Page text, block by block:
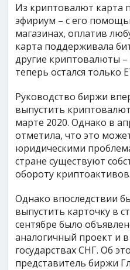
Из криптовалют карта
эфириум – с его
магазинах, оплатив
карта поддерживала
другие криптовалюты –
теперь остался только
Руководство биржи
выпустить
марте 2020. Однако в
отметила, что это
юридическими
стране существуют
обороту криптоактивов.
Однако впоследствии
выпустить карточку в
сентябре было
аналогичный проект и
государствах СНГ. Об
представитель биржи